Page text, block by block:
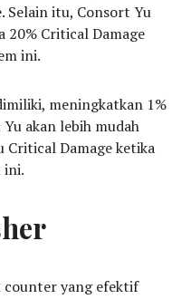
Selain itu, Consort Yu
20% Critical Damage
ini.
meningkatkan 1%
akan lebih mudah
Damage ketika
ini.
counter yang efektif